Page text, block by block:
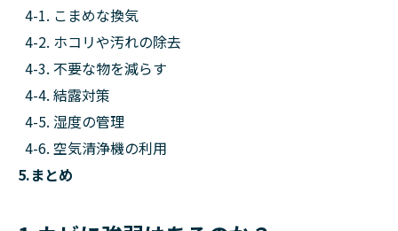
4-1. こまめな換気
4-2. ホコリや汚れの除去
4-3. 不要な物を減らす
4-4. 結露対策
4-5. 湿度の管理
4-6. 空気清浄機の利用
5.まとめ